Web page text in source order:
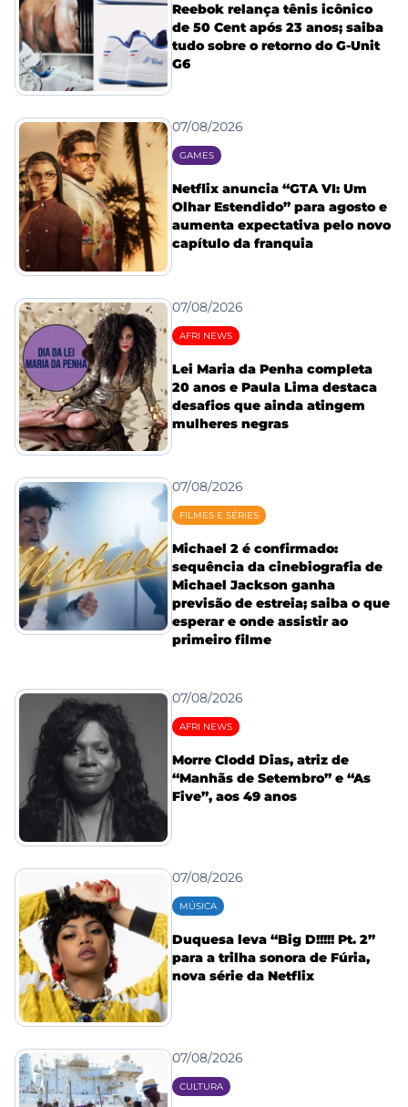
Reebok relança tênis icônico
de 50 Cent após 23 anos; saiba
tudo sobre o retorno do G-Unit
G6
07/08/2026
GAMES
Netflix anuncia “GTA VI: Um
Olhar Estendido” para agosto e
aumenta expectativa pelo novo
capítulo da franquia
07/08/2026
AFRI NEWS
Lei Maria da Penha completa
20 anos e Paula Lima destaca
desafios que ainda atingem
mulheres negras
07/08/2026
FILMES E SÉRIES
Michael 2 é confirmado:
sequência da cinebiografia de
Michael Jackson ganha
previsão de estreia; saiba o que
esperar e onde assistir ao
primeiro filme
07/08/2026
AFRI NEWS
Morre Clodd Dias, atriz de
“Manhãs de Setembro” e “As
Five”, aos 49 anos
07/08/2026
MÚSICA
Duquesa leva “Big D!!!!! Pt. 2”
para a trilha sonora de Fúria,
nova série da Netflix
07/08/2026
CULTURA